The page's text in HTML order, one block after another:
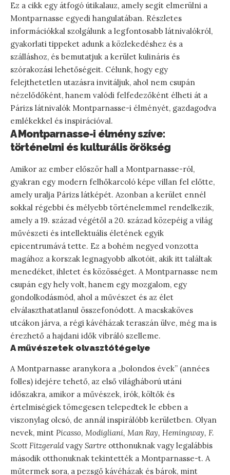
Ez a cikk egy átfogó útikalauz, amely segít elmerülni a
Montparnasse egyedi hangulatában. Részletes
információkkal szolgálunk a legfontosabb látnivalókról,
gyakorlati tippeket adunk a közlekedéshez és a
szálláshoz, és bemutatjuk a kerület kulináris és
szórakozási lehetőségeit. Célunk, hogy egy
felejthetetlen utazásra invitáljuk, ahol nem csupán
nézelődőként, hanem valódi felfedezőként élheti át a
Párizs látnivalók Montparnasse-i élményét, gazdagodva
emlékekkel és inspirációval.
A Montparnasse-i élmény szíve:
történelmi és kulturális örökség
Amikor az ember először hall a Montparnasse-ról,
gyakran egy modern felhőkarcoló képe villan fel előtte,
amely uralja Párizs látképét. Azonban a kerület ennél
sokkal régebbi és mélyebb történelemmel rendelkezik,
amely a 19. század végétől a 20. század közepéig a világ
művészeti és intellektuális életének egyik
epicentrumává tette. Ez a bohém negyed vonzotta
magához a korszak legnagyobb alkotóit, akik itt találtak
menedéket, ihletet és közösséget. A Montparnasse nem
csupán egy hely volt, hanem egy mozgalom, egy
gondolkodásmód, ahol a művészet és az élet
elválaszthatatlanul összefonódott. A macskaköves
utcákon járva, a régi kávéházak teraszán ülve, még ma is
érezhető a hajdani idők vibráló szelleme.
A művészetek olvasztótégelye
A Montparnasse aranykora a „bolondos évek” (années
folles) idejére tehető, az első világháború utáni
időszakra, amikor a művészek, írók, költők és
értelmiségiek tömegesen telepedtek le ebben a
viszonylag olcsó, de annál inspirálóbb kerületben. Olyan
nevek, mint Picasso, Modigliani, Man Ray, Hemingway, F.
Scott Fitzgeraldvagy Sartre otthonuknak vagy legalábbis
második otthonuknak tekintették a Montparnasse-t. A
műtermek sora, a pezsgő kávéházak és bárok, mint